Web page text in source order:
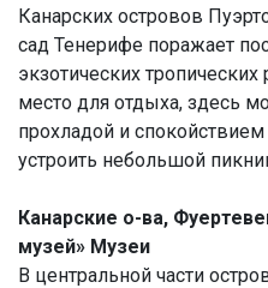
Канарских островов
сад Тенерифе поражает
экзотических
место для отдыха, здесь
прохладой и
устроить небольшой
Канарские о-ва,
музей» Музеи
В центральной части